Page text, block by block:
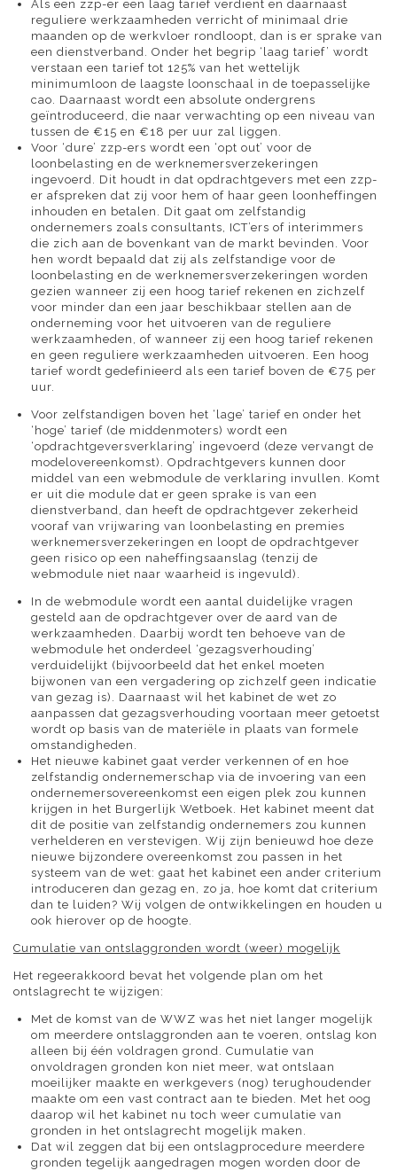
Als een zzp-er een laag tarief verdient en daarnaast
reguliere werkzaamheden verricht of minimaal drie
maanden op de werkvloer rondloopt, dan is er sprake van
een dienstverband. Onder het begrip ‘laag tarief’ wordt
verstaan een tarief tot 125% van het wettelijk
minimumloon de laagste loonschaal in de toepasselijke
cao. Daarnaast wordt een absolute ondergrens
geïntroduceerd, die naar verwachting op een niveau van
tussen de €15 en €18 per uur zal liggen.
Voor ‘dure’ zzp-ers wordt een ‘opt out’ voor de
loonbelasting en de werknemersverzekeringen
ingevoerd. Dit houdt in dat opdrachtgevers met een zzp-
er afspreken dat zij voor hem of haar geen loonheffingen
inhouden en betalen. Dit gaat om zelfstandig
ondernemers zoals consultants, ICT’ers of interimmers
die zich aan de bovenkant van de markt bevinden. Voor
hen wordt bepaald dat zij als zelfstandige voor de
loonbelasting en de werknemersverzekeringen worden
gezien wanneer zij een hoog tarief rekenen en zichzelf
voor minder dan een jaar beschikbaar stellen aan de
onderneming voor het uitvoeren van de reguliere
werkzaamheden, of wanneer zij een hoog tarief rekenen
en geen reguliere werkzaamheden uitvoeren. Een hoog
tarief wordt gedefinieerd als een tarief boven de €75 per
uur.
Voor zelfstandigen boven het ‘lage’ tarief en onder het
‘hoge’ tarief (de middenmoters) wordt een
‘opdrachtgeversverklaring’ ingevoerd (deze vervangt de
modelovereenkomst). Opdrachtgevers kunnen door
middel van een webmodule de verklaring invullen. Komt
er uit die module dat er geen sprake is van een
dienstverband, dan heeft de opdrachtgever zekerheid
vooraf van vrijwaring van loonbelasting en premies
werknemersverzekeringen en loopt de opdrachtgever
geen risico op een naheffingsaanslag (tenzij de
webmodule niet naar waarheid is ingevuld).
In de webmodule wordt een aantal duidelijke vragen
gesteld aan de opdrachtgever over de aard van de
werkzaamheden. Daarbij wordt ten behoeve van de
webmodule het onderdeel ‘gezagsverhouding’
verduidelijkt (bijvoorbeeld dat het enkel moeten
bijwonen van een vergadering op zichzelf geen indicatie
van gezag is). Daarnaast wil het kabinet de wet zo
aanpassen dat gezagsverhouding voortaan meer getoetst
wordt op basis van de materiële in plaats van formele
omstandigheden.
Het nieuwe kabinet gaat verder verkennen of en hoe
zelfstandig ondernemerschap via de invoering van een
ondernemersovereenkomst een eigen plek zou kunnen
krijgen in het Burgerlijk Wetboek. Het kabinet meent dat
dit de positie van zelfstandig ondernemers zou kunnen
verhelderen en verstevigen. Wij zijn benieuwd hoe deze
nieuwe bijzondere overeenkomst zou passen in het
systeem van de wet: gaat het kabinet een ander criterium
introduceren dan gezag en, zo ja, hoe komt dat criterium
dan te luiden? Wij volgen de ontwikkelingen en houden u
ook hierover op de hoogte.
Cumulatie van ontslaggronden wordt (weer) mogelijk
Het regeerakkoord bevat het volgende plan om het
ontslagrecht te wijzigen:
Met de komst van de WWZ was het niet langer mogelijk
om meerdere ontslaggronden aan te voeren, ontslag kon
alleen bij één voldragen grond. Cumulatie van
onvoldragen gronden kon niet meer, wat ontslaan
moeilijker maakte en werkgevers (nog) terughoudender
maakte om een vast contract aan te bieden. Met het oog
daarop wil het kabinet nu toch weer cumulatie van
gronden in het ontslagrecht mogelijk maken.
Dat wil zeggen dat bij een ontslagprocedure meerdere
gronden tegelijk aangedragen mogen worden door de